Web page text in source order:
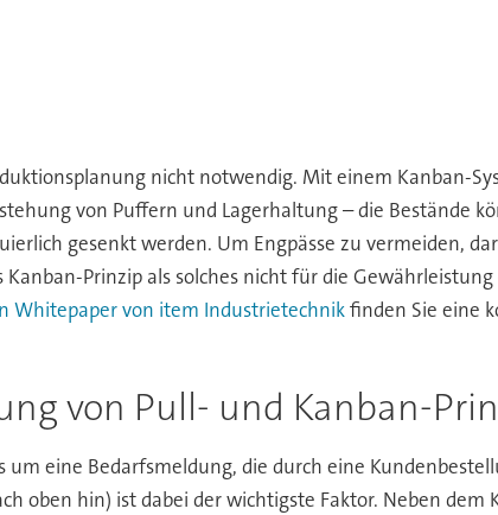
nicht notwendig. Mit einem Kanban-
von Puffern und Lagerhaltung – die Bestände
gesenkt werden. Um Engpässe zu vermeiden,
Prinzip als solches nicht für die
Whitepaper von item Industrietechnikfinden Sie eine
von Pull- und Kanban-
um eine Bedarfsmeldung, die durch eine
oben hin) ist dabei der wichtigste Faktor. Neben dem